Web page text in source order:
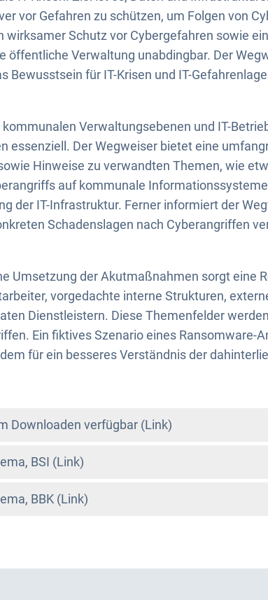
vor Gefahren zu schützen, um Folgen von
wirksamer Schutz vor Cybergefahren sowie
öffentliche Verwaltung unabdingbar. Der
Bewusstsein für IT-Krisen und IT-
Verwaltungsebenen und IT-
essenziell. Der Wegweiser bietet eine
Hinweise zu verwandten Themen, wie
auf kommunale
der IT-Infrastruktur. Ferner informiert der
Schadenslagen nach Cyberangriffen
Umsetzung der Akutmaßnahmen sorgt eine
vorgedachte interne Strukturen,
Dienstleistern. Diese Themenfelder
Ein fiktives Szenario eines Ransomware-
für ein besseres Verständnis der
Downloaden verfügbar (Link)
BSI (Link)
BBK (Link)